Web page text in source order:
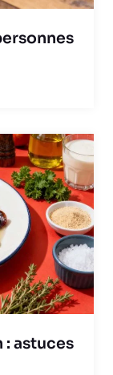
: astuces